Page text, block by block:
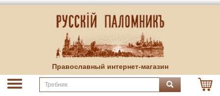
Православный интернет-магазин